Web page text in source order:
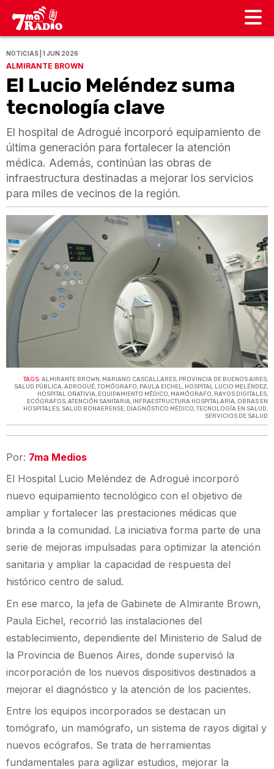
NOTICIAS | 1 JUN 2026
ALMIRANTE BROWN
El Lucio Meléndez suma
tecnología clave
El hospital de Adrogué incorporó equipamiento de
última generación para fortalecer la atención
médica. Además, continúan las obras de
infraestructura destinadas a mejorar los servicios
para miles de vecinos de la región.
TAGS: ALMIRANTE BROWN, MARIANO CASCALLARES, PROVINCIA DE BUENOS AIRES,
SALUD PÚBLICA,ADROGUÉ,TOMÓGRAFO, PAULA EICHEL, HOSPITAL LUCIO MELÉNDEZ,
HOSPITAL OÑATIVIA, EQUIPAMIENTO MÉDICO, MAMÓGRAFO, RAYOS DIGITALES,
ECÓGRAFOS,ATENCIÓN SANITARIA, INFRAESTRUCTURA HOSPITALARIA, OBRAS EN
HOSPITALES, SALUD BONAERENSE, DIAGNÓSTICO MÉDICO,TECNOLOGÍA EN SALUD,
SERVICIOS DE SALUD
Por: 7ma Medios
El Hospital Lucio Meléndez de Adrogué incorporó
nuevo equipamiento tecnológico con el objetivo de
ampliar y fortalecer las prestaciones médicas que
brinda a la comunidad. La iniciativa forma parte de una
serie de mejoras impulsadas para optimizar la atención
sanitaria y ampliar la capacidad de respuesta del
histórico centro de salud.
En ese marco, la jefa de Gabinete de Almirante Brown,
Paula Eichel, recorrió las instalaciones del
establecimiento, dependiente del Ministerio de Salud de
la Provincia de Buenos Aires, donde supervisó la
incorporación de los nuevos dispositivos destinados a
mejorar el diagnóstico y la atención de los pacientes.
Entre los equipos incorporados se destacan un
tomógrafo, un mamógrafo, un sistema de rayos digital y
nuevos ecógrafos. Se trata de herramientas
fundamentales para agilizar estudios, mejorar la